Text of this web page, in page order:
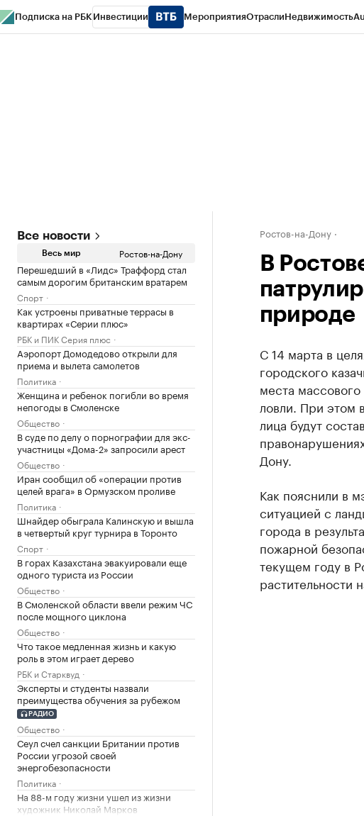
Подписка на РБК Инвестиции МероприятияОтраслиНедвижимость
Все новости
Весь мир Ростов-на-Дону
Перешедший в «Лидс» Траффорд стал
самым дорогим британским вратарем
Спорт
Как устроены приватные террасы в
квартирах «Серии плюс»
РБК и ПИК Серия плюс
Аэропорт Домодедово открыли для
приема и вылета самолетов
Политика
Женщина и ребенок погибли во время
непогоды в Смоленске
Общество
В суде по делу о порнографии для экс-
участницы «Дома-2» запросили арест
Общество
Иран сообщил об «операции против
целей врага» в Ормузском проливе
Политика
Шнайдер обыграла Калинскую и вышла
в четвертый круг турнира в Торонто
Спорт
В горах Казахстана эвакуировали еще
одного туриста из России
Общество
В Смоленской области ввели режим ЧС
после мощного циклона
Общество
Что такое медленная жизнь и какую
роль в этом играет дерево
РБК и Старквуд
Эксперты и студенты назвали
преимущества обучения за рубежом
РАДИО
Общество
Сеул счел санкции Британии против
России угрозой своей
энергобезопасности
Политика
На 88-м году жизни ушел из жизни
художник Николай Марков
Ростов-на-Дону
В
природе
С 14 марта в
городского
места
ловли. При этом
лица будут
Дону.
Как пояснили в
ситуацией с
города в
пожарной
текущем году в
растительности